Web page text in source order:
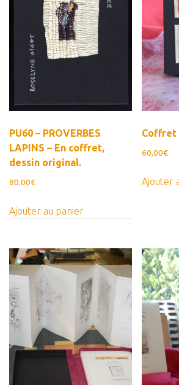
PU60 – PROVERBES
LAPINS – En coffret,
dessin original.
80,00€
Ajouter au panier
Coffret
60,00€
Ajouter